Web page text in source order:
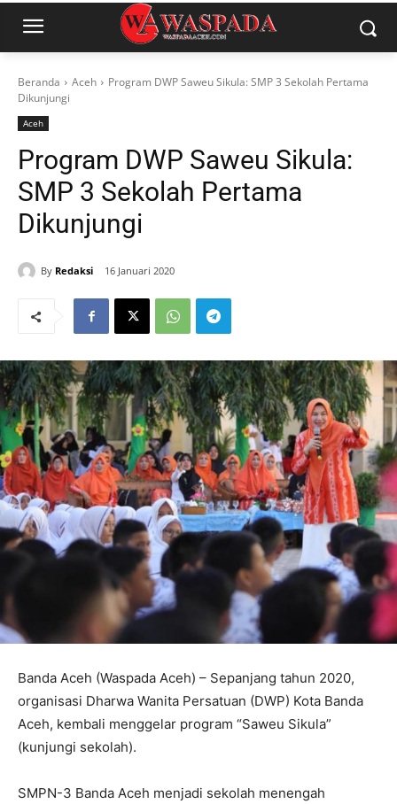
Beranda Aceh
Program DWP Saweu Sikula: SMP 3 Sekolah Pertama
Dikunjungi
Aceh
Program DWP Saweu Sikula:
SMP 3 Sekolah Pertama
Dikunjungi
By Redaksi 16 Januari 2020
Banda Aceh (Waspada Aceh) – Sepanjang tahun 2020,
organisasi Dharwa Wanita Persatuan (DWP) Kota Banda
Aceh, kembali menggelar program “Saweu Sikula”
(kunjungi sekolah).
SMPN-3 Banda Aceh menjadi sekolah menengah